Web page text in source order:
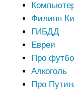
Филипп
ГИБДД
Евреи
Про
Алкоголь
Про